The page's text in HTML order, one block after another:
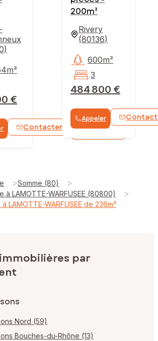
)
€
Contacter WhatsApp
200m²
Rivery
(80136)
484 800 €
600m²
3
Appeler
>Somme (80) >
à LAMOTTE-WARFUSEE (80800) >
LAMOTTE-WARFUSEE de 236m²
immobilières par
Nord (59)
Bouches-du-Rhône (13)